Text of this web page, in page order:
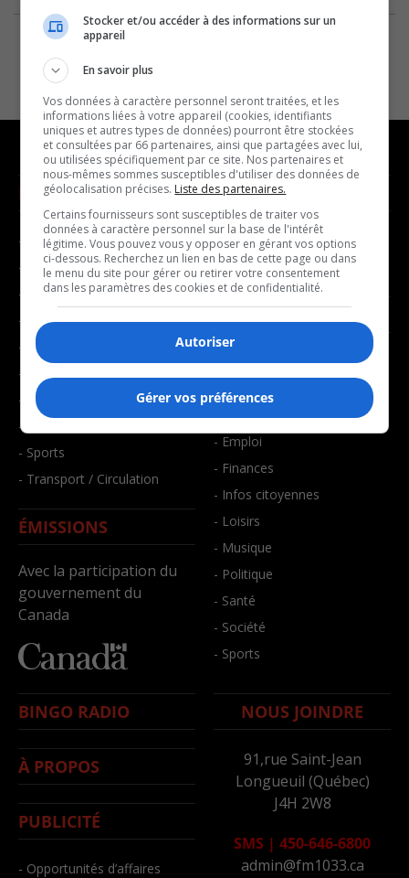
NOUVELLES
- Affaires municipales
- Communauté / Social
- Culture
- Économie
- Éducation
- Environnement
- Faits divers
- Santé et bien-être
- Sports
- Transport / Circulation
ÉMISSIONS
Avec la participation du
gouvernement du
Canada
MUSIQUE
- Décompte franco
- Joué récemment
BALADOS
- Affaires
- Art de vivre
- Bien-être
- Emploi
- Finances
- Infos citoyennes
- Loisirs
- Musique
- Politique
- Santé
- Société
- Sports
BINGO RADIO
À PROPOS
PUBLICITÉ
- Opportunités d’affaires
NOUS JOINDRE
91,rue Saint-Jean
Longueuil (Québec)
J4H 2W8
SMS | 450-646-6800
admin@fm1033.ca
Stocker et/ou accéder à des informations sur un
appareil
En savoir plus
Vos données à caractère personnel seront traitées, et les
informations liées à votre appareil (cookies, identifiants
uniques et autres types de données) pourront être stockées
et consultées par 66 partenaires, ainsi que partagées avec lui,
ou utilisées spécifiquement par ce site. Nos partenaires et
nous-mêmes sommes susceptibles d'utiliser des données de
géolocalisation précises. Liste des partenaires.
Certains fournisseurs sont susceptibles de traiter vos
données à caractère personnel sur la base de l'intérêt
légitime. Vous pouvez vous y opposer en gérant vos options
ci-dessous. Recherchez un lien en bas de cette page ou dans
le menu du site pour gérer ou retirer votre consentement
dans les paramètres des cookies et de confidentialité.
Autoriser
Gérer vos préférences